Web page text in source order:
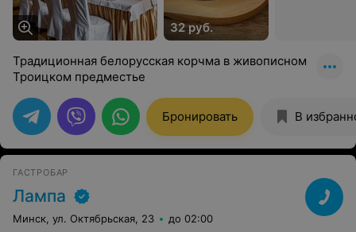
32 руб.
Традиционная белорусская корчма в живописном
Троицком предместье
Бронировать В
ГАСТРОБАР
Лампа
Минск, ул. Октябрьская, 23 до 02:00